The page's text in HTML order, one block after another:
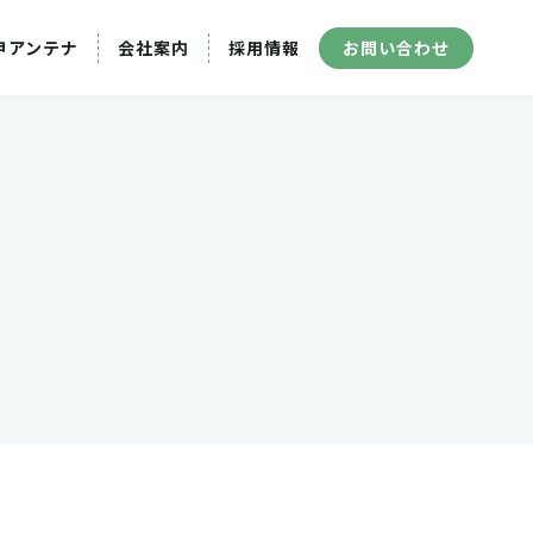
アンテナ 会社案内 採用情報 お問い合わせ